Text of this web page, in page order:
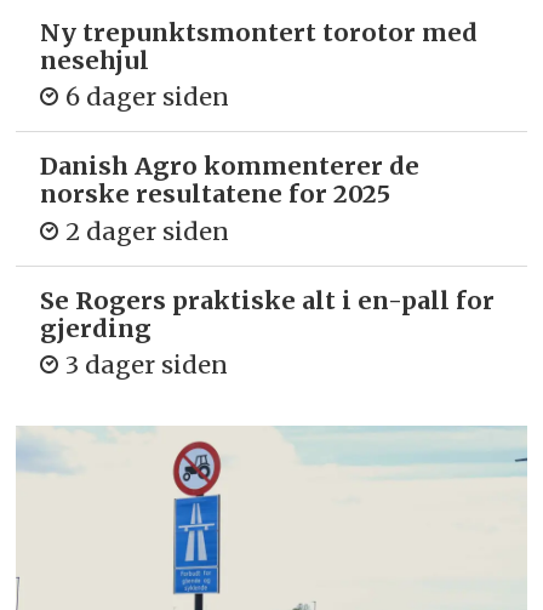
Ny trepunkts­montert torotor med
nesehjul
6 dager siden
Danish Agro kommenterer de
norske resultatene for 2025
2 dager siden
Se Rogers praktiske alt i en-pall for
gjerding
3 dager siden